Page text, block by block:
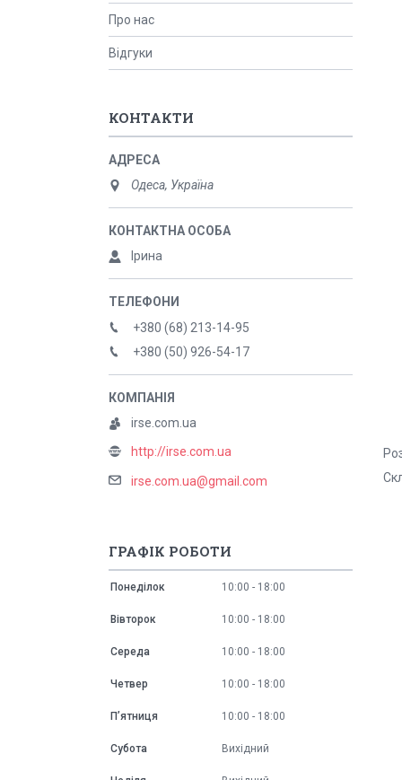
Про нас
Відгуки
КОНТАКТИ
Одеса, Україна
Ірина
+380 (68) 213-14-95
+380 (50) 926-54-17
irse.com.ua
http://irse.com.ua
irse.com.ua@gmail.com
ГРАФІК РОБОТИ
Понеділок 10:00 18:00
Вівторок 10:00 18:00
Середа 10:00 18:00
Четвер 10:00 18:00
Пʼятниця 10:00 18:00
Субота Вихідний